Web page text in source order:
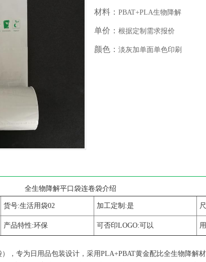
材料： PBAT+PLA生物降解
单价： 根据定制需求报价
颜色： 淡灰加单面单色印刷
全生物降解平口袋连卷袋介绍
货号:生活用袋02 加工定制:是
产品特性:环保 可否印LOGO:可以
，专为日用品包装设计，采用PLA+PBAT黄金配比全生物降解